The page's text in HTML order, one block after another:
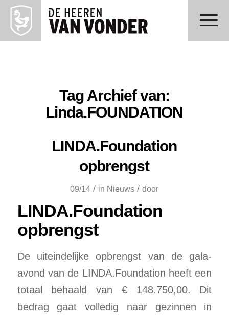
Tag Archief van:
Linda.FOUNDATION
LINDA.Foundation
opbrengst
09/14 / in Nieuws / door
LINDA.Foundation
opbrengst
De uiteindelijke opbrengst van de gala-
avond van de LINDA.Foundation heeft een
totaal behaald van € 148.750,00. Dit
bedrag gaat volledig naar gezinnen in